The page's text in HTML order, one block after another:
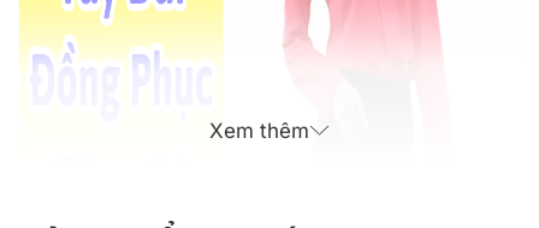
Xem thêm